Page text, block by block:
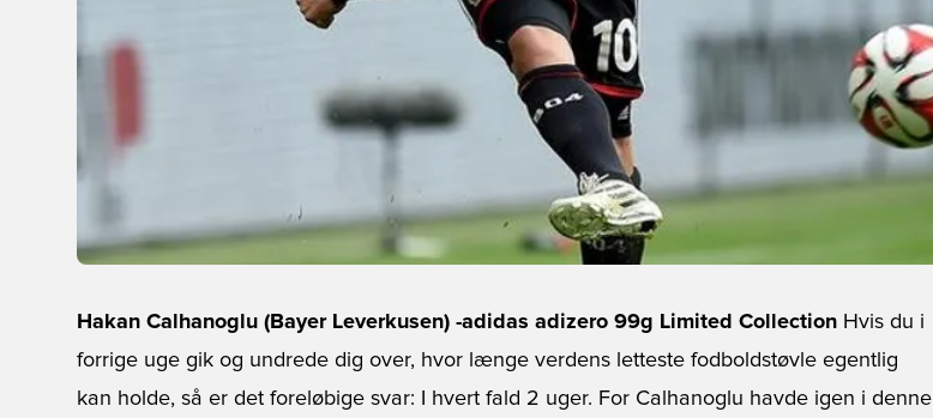
Hakan Calhanoglu (Bayer Leverkusen) -adidas adizero 99g Limited Collection Hvis du i
forrige uge gik og undrede dig over, hvor længe verdens letteste fodboldstøvle egentlig
kan holde, så er det foreløbige svar: I hvert fald 2 uger. For Calhanoglu havde igen i denne